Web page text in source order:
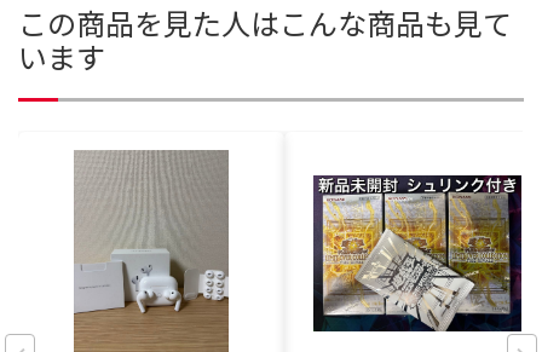
この商品を見た人はこんな商品も見て
います